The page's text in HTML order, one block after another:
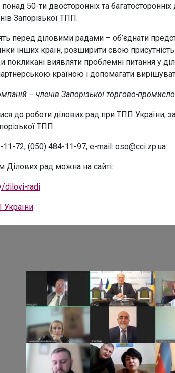
50-ти двосторонніх та
Запорізької ТПП.
перед діловими радами – об’єднати
інших країн, розширити свою
покликані виявляти проблемні питання у
країною і допомагати
– членів Запорізької торгово-
до роботи ділових рад при ТПП України,
ТПП.
11-72, (050) 484-11-97, e-mail: oso@cci.zp.ua
Ділових рад можна на сайті:
dilovi-radi